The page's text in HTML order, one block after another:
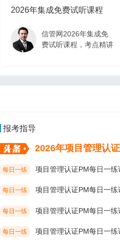
2026年集成免费试听课程
信管网2026年集成免
费试听课程，考点精讲
报考指导
每日一练 项目管理认证PM每日一练
每日一练 项目管理认证PM每日一练
每日一练 项目管理认证PM每日一练
每日一练 项目管理认证PM每日一练